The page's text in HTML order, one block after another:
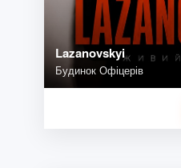
Lazanovskyi
Будинок Офіцерів